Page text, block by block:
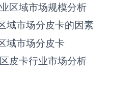
区域市场规模分析
域市场分‌皮卡‌‌的因素
域市场分‌皮卡‌‌
皮卡‌‌‌行业市场分析